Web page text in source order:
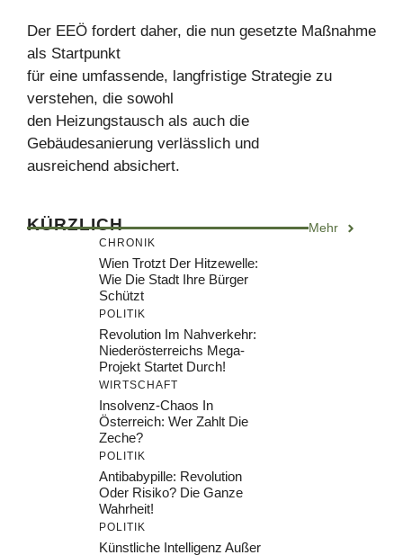
Der EEÖ fordert daher, die nun gesetzte Maßnahme
als Startpunkt
für eine umfassende, langfristige Strategie zu
verstehen, die sowohl
den Heizungstausch als auch die
Gebäudesanierung verlässlich und
ausreichend absichert.
KÜRZLICH Mehr
CHRONIK
Wien Trotzt Der Hitzewelle:
Wie Die Stadt Ihre Bürger
Schützt
POLITIK
Revolution Im Nahverkehr:
Niederösterreichs Mega-
Projekt Startet Durch!
WIRTSCHAFT
Insolvenz-Chaos In
Österreich: Wer Zahlt Die
Zeche?
POLITIK
Antibabypille: Revolution
Oder Risiko? Die Ganze
Wahrheit!
POLITIK
Künstliche Intelligenz Außer